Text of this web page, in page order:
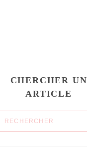
CHERCHER UN
ARTICLE